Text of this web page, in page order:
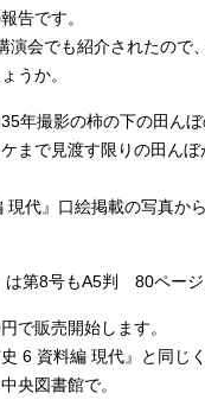
告です。
演会でも紹介されたので
うか。
年撮影の柿の下の田んぼ
まで見渡す限りの田んぼ
現代』口絵掲載の写真か
は第8号もA5判 80ページ
で販売開始します。
6 資料編 現代』と同じ
央図書館で。